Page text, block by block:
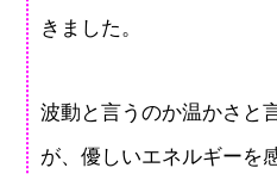
きました。
波動と言うのか温かさと
が、優しいエネルギーを